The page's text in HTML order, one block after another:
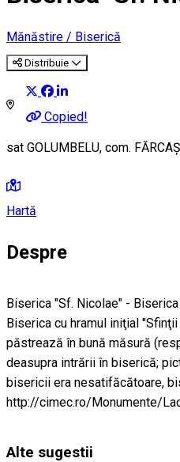
Mănăstire / Biserică
Distribuie
Copied!
sat GOLUMBELU, com.
Hartă
Despre
Biserica "Sf. Nicolae" -
Biserica cu hramul iniţial
păstrează în bună măsură
deasupra intrării în biserică;
bisericii era nesatifăcătoare,
http://cimec.ro/Monumente/
Alte sugestii